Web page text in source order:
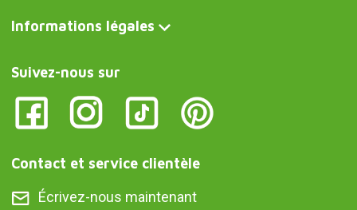
Informations légales
Suivez-nous sur
Contact et service clientèle
Écrivez-nous maintenant